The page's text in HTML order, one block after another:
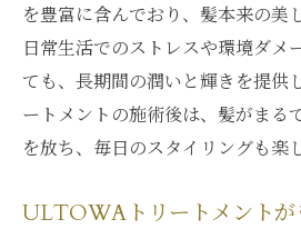
を豊富に含んでおり、髪本来の美
日常生活でのストレスや環境ダメ
ても、長期間の潤いと輝きを提供
ートメントの施術後は、髪がまる
を放ち、毎日のスタイリングも楽
ULTOWAトリートメントが